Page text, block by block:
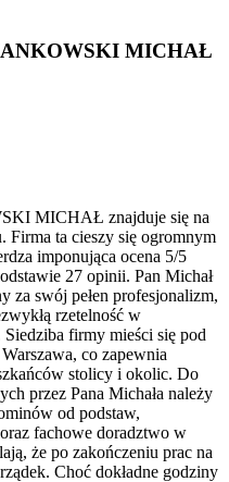
MICHAŁ
MICHAŁ znajduje się na
Firma ta cieszy się ogromnym
imponująca ocena 5/5
27 opinii. Pan Michał
za swój pełen profesjonalizm,
rzetelność w
firmy mieści się pod
co zapewnia
stolicy i okolic. Do
przez Pana Michała należy
od podstaw,
fachowe doradztwo w
że po zakończeniu prac na
Choć dokładne godziny